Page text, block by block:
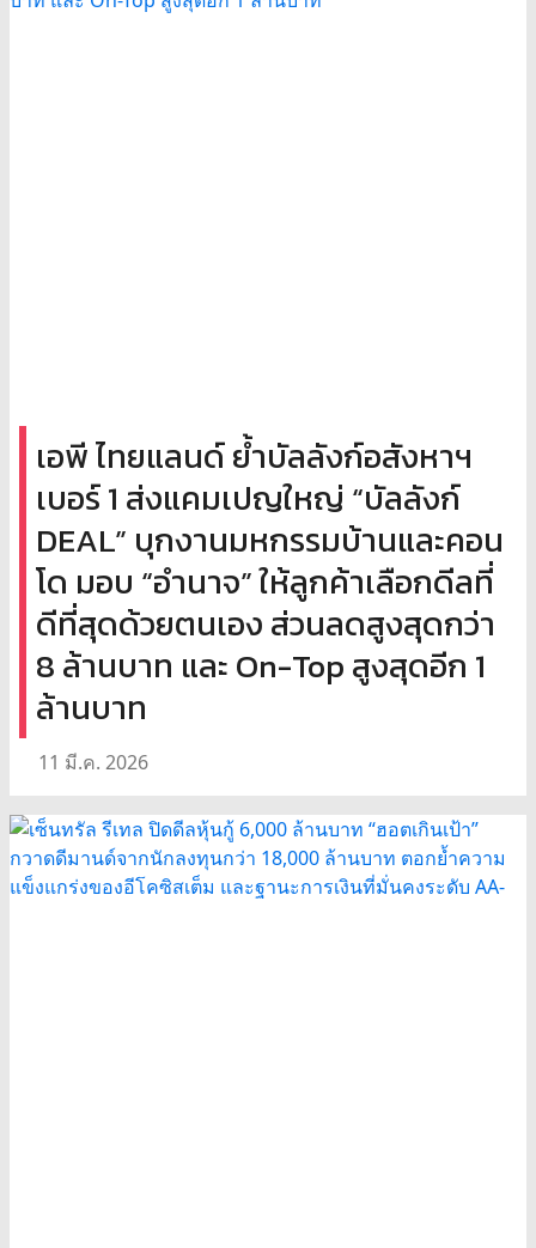
เอพี ไทยแลนด์ ย้ำบัลลังก์อสังหาฯ
เบอร์ 1 ส่งแคมเปญใหญ่ “บัลลังก์
DEAL” บุกงานมหกรรมบ้านและคอน
โด มอบ “อำนาจ” ให้ลูกค้าเลือกดีลที่
ดีที่สุดด้วยตนเอง ส่วนลดสูงสุดกว่า
8 ล้านบาท และ On-Top สูงสุดอีก 1
ล้านบาท
11 มี.ค. 2026